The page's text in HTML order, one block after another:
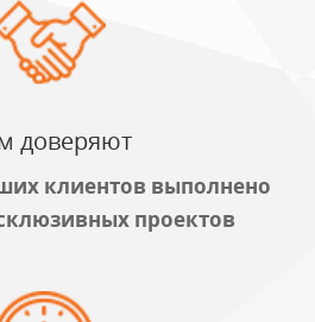
доверяют
клиентов выполнено
проектов